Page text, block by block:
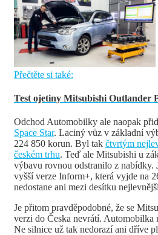
Přečtěte si také:
Test ojetiny Mitsubishi Outlander
Odchod Automobilky ale naopak
Space Star. Laciný vůz v základní
224 850 korun. Byl tak čtvrtým
českém trhu. Teď ale Mitsubishi u
výbavu rovnou odstranilo z nabídky.
vyšší verze Inform+, která vyjde na
nedostane ani mezi desítku
Je přitom pravděpodobné, že se
verzi do Česka nevrátí. Automobilka
Ne silnice už tak nedorazí ani dříve